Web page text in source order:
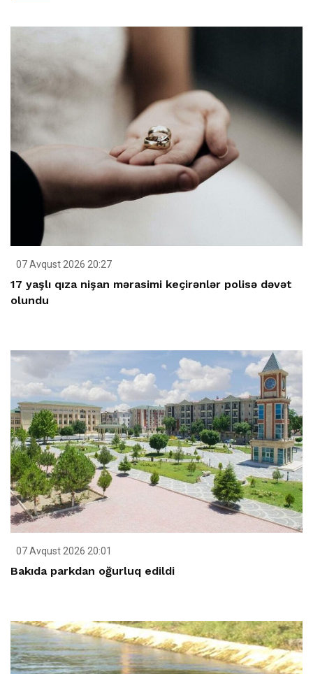
07 Avqust 2026 20:27
17 yaşlı qıza nişan mərasimi keçirənlər polisə dəvət
olundu
07 Avqust 2026 20:01
Bakıda parkdan oğurluq edildi